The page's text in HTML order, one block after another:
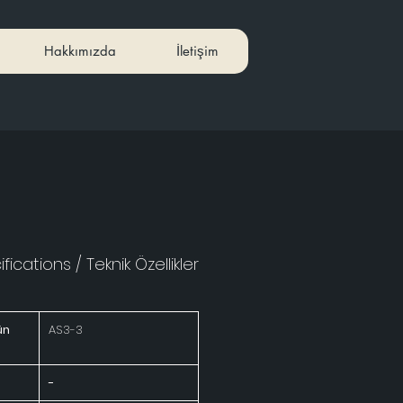
Hakkımızda İletişim
/ Teknik Özellikler
AS3-3
-